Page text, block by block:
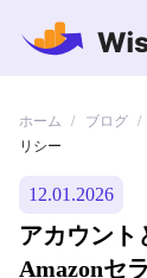
ホーム / ブログ /
リシー
12.01.2026
アカウント
Amazonセ